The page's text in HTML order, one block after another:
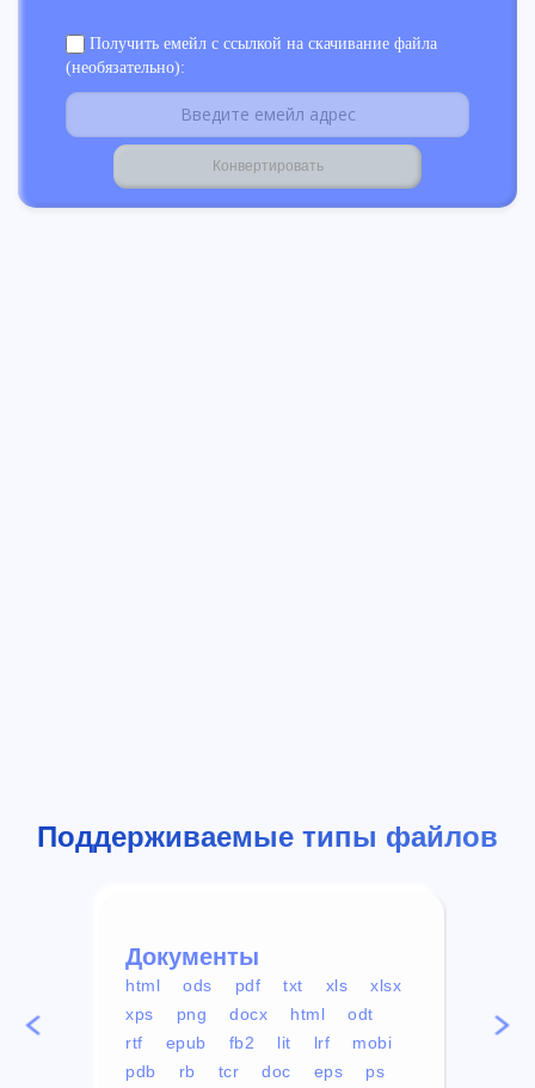
Получить емейл с ссылкой на скачивание файла
(необязательно):
Поддерживаемые типы файлов
Документы
html ods pdf txt xls
xlsx
xps
png docx html
odt
rtf
epub fb2 lit lrf
mobi
pdb
rb tcr doc eps
ps
mp4